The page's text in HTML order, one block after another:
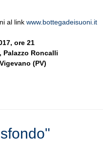
al link www.bottegadeisuoni.it
ore 21
Palazzo Roncalli
(PV)